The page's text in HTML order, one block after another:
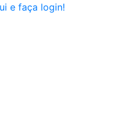
e faça login!